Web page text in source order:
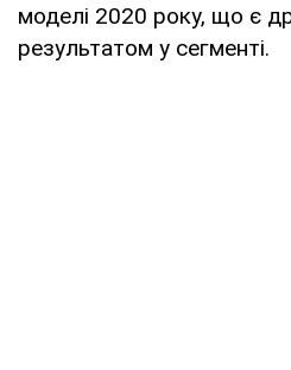
моделі 2020 року, що є
результатом у сегменті.